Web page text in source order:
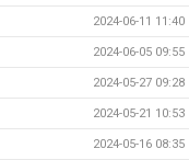
2024-06-11 11:40
2024-06-05 09:55
2024-05-27 09:28
2024-05-21 10:53
2024-05-16 08:35